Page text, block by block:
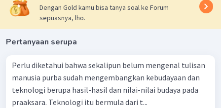
Dengan Gold kamu bisa tanya soal ke Forum
sepuasnya, lho.
Pertanyaan serupa
Perlu diketahui bahwa sekalipun belum mengenal tulisan
manusia purba sudah mengembangkan kebudayaan dan
teknologi berupa hasil-hasil dan nilai-nilai budaya pada
praaksara. Teknologi itu bermula dari t...